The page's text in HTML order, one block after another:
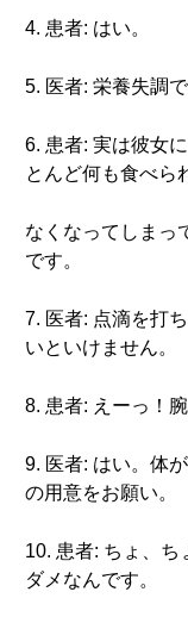
4. 患者: はい。
5. 医者: 栄養失調
6. 患者: 実は彼女
とんど何も食べら
なくなってしまっ
です。
7. 医者: 点滴を打
いといけません。
8. 患者: えーっ！
9. 医者: はい。体
の用意をお願い。
10. 患者: ちょ、
ダメなんです。